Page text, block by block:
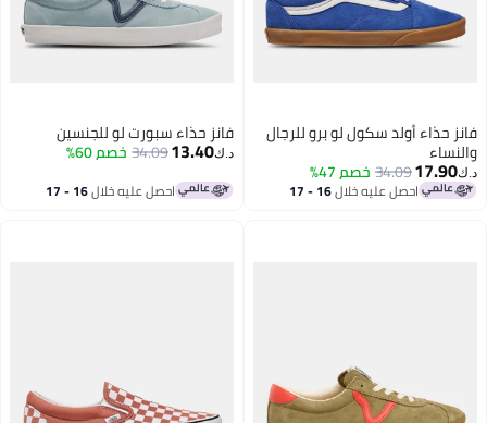
فانز حذاء أولد سكول لو برو للرجال
والنساء
د.ك‏17.90
34.09خصم 47%
احصل عليه خلال 16 - 17
فانز حذاء سبورت لو للجنسين
د.ك‏13.40
34.09خصم 60%
احصل عليه خلال 16 - 17